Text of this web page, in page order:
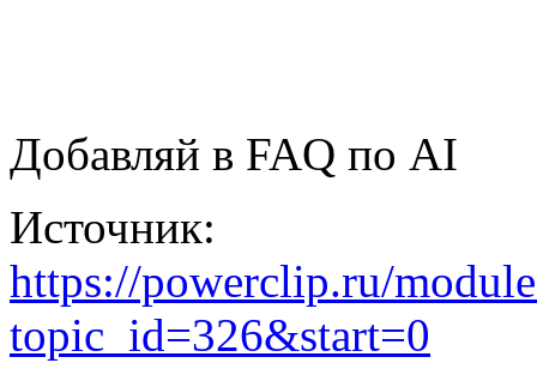
Добавляй в FAQ по AI
Источник:
https://powerclip.ru/
topic_id=326&start=0